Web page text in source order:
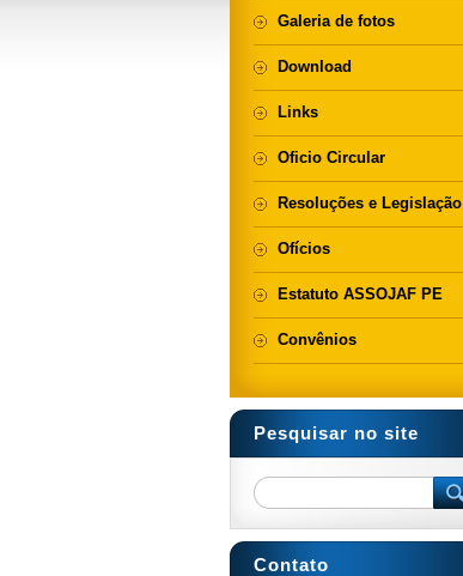
Galeria de fotos
Download
Links
Oficio Circular
Resoluções e Legislação
Ofícios
Estatuto ASSOJAF PE
Convênios
Pesquisar no site
Contato